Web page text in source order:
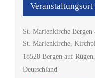
Veranstaltungsort
St. Marienkirche Bergen
St. Marienkirche,
18528 Bergen auf Rügen,
Deutschland